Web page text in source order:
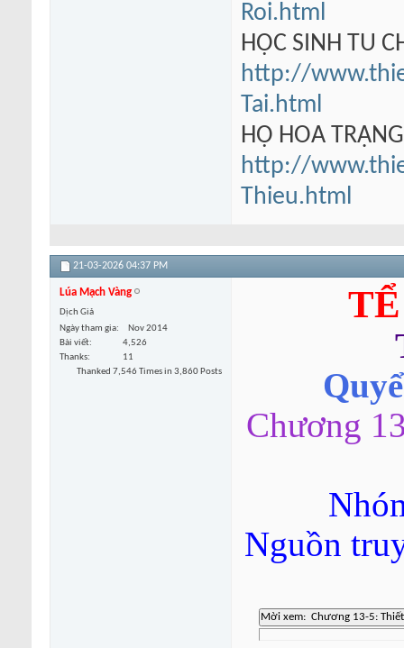
Roi.html
HỌC SINH TU
http://
Tai.html
HỘ HOA
http://
Thieu.html
21-03-2026 04:37 PM
Lúa Mạch Vàng
Dịch Giả
Ngày tham gia
Nov 2014
Bài viết
4,526
Thanks
11
Thanked 7,546 Times in 3,860 Posts
Chương
Nguồn